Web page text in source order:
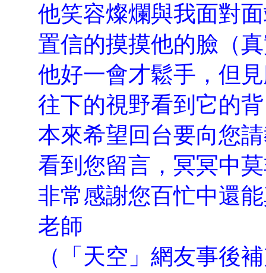
他笑容燦爛與我面對
置信的摸摸他的臉（
他好一會才鬆手，但
往下的視野看到它的
本來希望回台要向您
看到您留言，冥冥中
非常感謝您百忙中還
老師
（「天空」網友事後